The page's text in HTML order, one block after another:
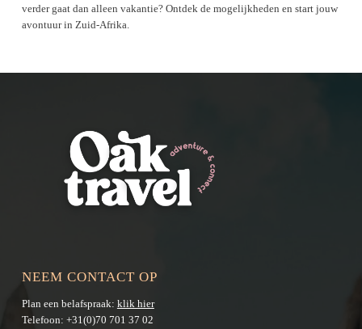
verder gaat dan alleen vakantie? Ontdek de mogelijkheden en start jouw
avontuur in Zuid-Afrika.
NEEM CONTACT OP
Plan een belafspraak: klik hier
Telefoon: +31(0)70 701 37 02